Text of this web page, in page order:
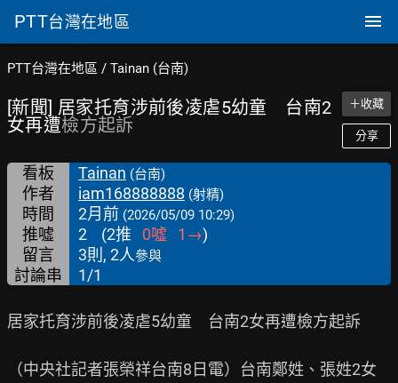
PTT台灣在地區
PTT台灣在地區 / Tainan (台南)
[新聞] 居家托育涉前後凌虐5幼童 台南2
女再遭檢方起訴
＋收藏
分享
看板 Tainan (台南)
作者 iam168888888 (射精)
時間 2月前 (2026/05/09 10:29)
推噓 2 (2推 0噓 1 →)
留言
3則, 2人參與
討論串 1/1
居家托育涉前後凌虐5幼童　台南2女再遭檢方起訴
（中央社記者張榮祥台南8日電）台南鄭姓、張姓2女